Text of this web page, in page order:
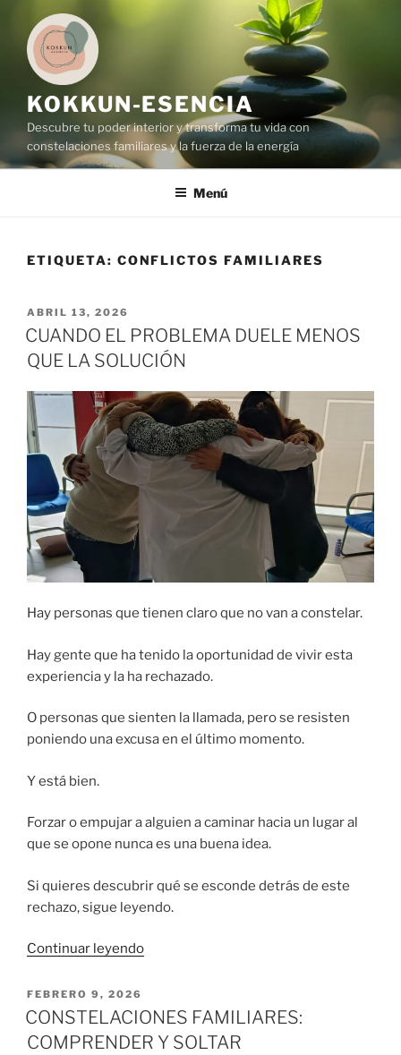
contenido
KOKKUN-ESENCIA
Descubre tu poder interior y transforma tu vida con
constelaciones familiares y la fuerza de la energía
Menú
ETIQUETA: CONFLICTOS FAMILIARES
PUBLICADO
EL
ABRIL 13, 2026
CUANDO EL PROBLEMA DUELE MENOS
QUE LA SOLUCIÓN
Hay personas que tienen claro que no van a constelar.
Hay gente que ha tenido la oportunidad de vivir esta
experiencia y la ha rechazado.
O personas que sienten la llamada, pero se resisten
poniendo una excusa en el último momento.
Y está bien.
Forzar o empujar a alguien a caminar hacia un lugar al
que se opone nunca es una buena idea.
Si quieres descubrir qué se esconde detrás de este
rechazo, sigue leyendo.
Continuar leyendo«CUANDO
DUELE
MENOS
PUBLICADO
EL
FEBRERO 9, 2026
CONSTELACIONES FAMILIARES:
COMPRENDER Y SOLTAR